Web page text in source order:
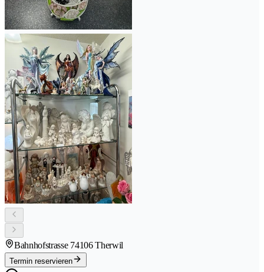
Bahnhofstrasse 74106 Therwil
Termin reservieren